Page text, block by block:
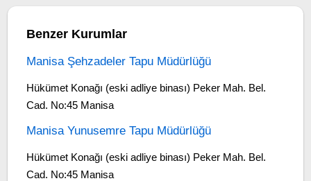
Benzer Kurumlar
Manisa Şehzadeler Tapu Müdürlüğü
Hükümet Konağı (eski adliye binası) Peker Mah. Bel.
Cad. No:45 Manisa
Manisa Yunusemre Tapu Müdürlüğü
Hükümet Konağı (eski adliye binası) Peker Mah. Bel.
Cad. No:45 Manisa